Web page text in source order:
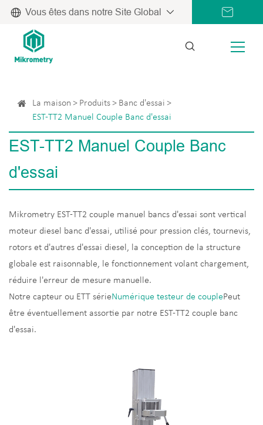
Vous êtes dans notre Site Global
La maison Produits
Banc d'essai
EST-TT2 Manuel Couple Banc d'essai
EST-TT2 Manuel Couple Banc
d'essai
Mikrometry EST-TT2 couple manuel bancs d'essai sont vertical
moteur diesel banc d'essai, utilisé pour pression clés, tournevis,
rotors et d'autres d'essai diesel, la conception de la structure
globale est raisonnable, le fonctionnement volant chargement,
réduire l'erreur de mesure manuelle.
Notre capteur ou ETT sérieNumérique testeur de couplePeut
être éventuellement assortie par notre EST-TT2 couple banc
d'essai.